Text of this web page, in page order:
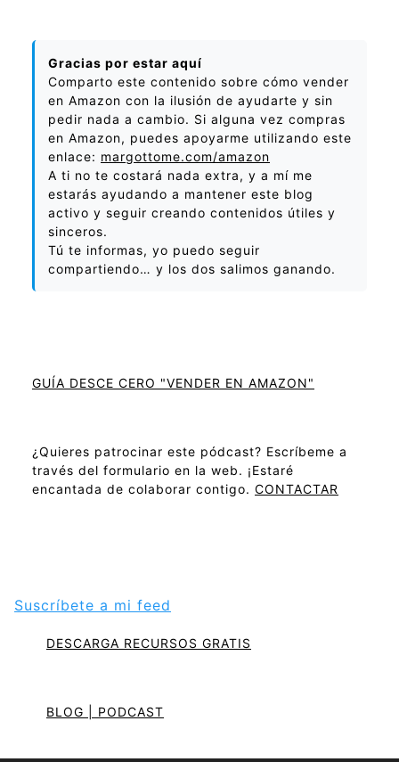
Gracias por estar aquí
Comparto este contenido sobre cómo vender
en Amazon con la ilusión de ayudarte y sin
pedir nada a cambio. Si alguna vez compras
en Amazon, puedes apoyarme utilizando este
enlace: margottome.com/amazon
A ti no te costará nada extra, y a mí me
estarás ayudando a mantener este blog
activo y seguir creando contenidos útiles y
sinceros.
Tú te informas, yo puedo seguir
compartiendo… y los dos salimos ganando.
GUÍA DESCE CERO "VENDER EN AMAZON"
¿Quieres patrocinar este pódcast? Escríbeme a
través del formulario en la web. ¡Estaré
encantada de colaborar contigo. CONTACTAR
Suscríbete a mi feed
DESCARGA RECURSOS GRATIS
BLOG | PODCAST